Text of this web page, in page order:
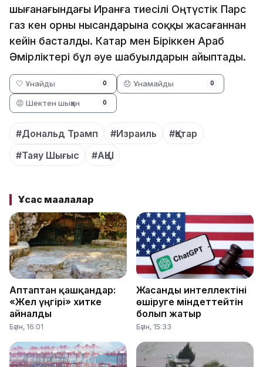
шығанағындағы Иранға тиесілі Оңтүстік Парс
газ кен орны нысандарына соққы жасағаннан
кейін басталды. Катар мен Біріккен Араб
Әмірліктері бұл әуе шабуылдарын айыптады.
🤍 Ұнайды 0 😞 Ұнамайды 0
😡 Шектен шыққан 0
#Дональд Трамп #Израиль
#Қатар
#Таяу Шығыс
#АҚШ
Ұқсас мақалалар
Аптаптан қашқандар:
«Жел үңгірі» хитке
айналды
Бүгін, 16:01
Жасанды интеллектіні
өшіруге міндеттейтін
болып жатыр
Бүгін, 15:33